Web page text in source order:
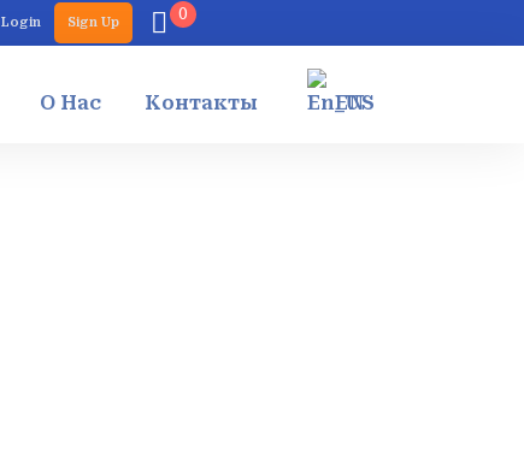
Login Sign Up 0
О Нас Контакты EN